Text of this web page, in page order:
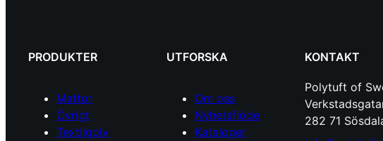
PRODUKTER
Mattor
Övrigt
Textilgolv
UTFORSKA
Om oss
Nyhetsflöde
Kataloger
KONTAKT
Polytuft of
282 71